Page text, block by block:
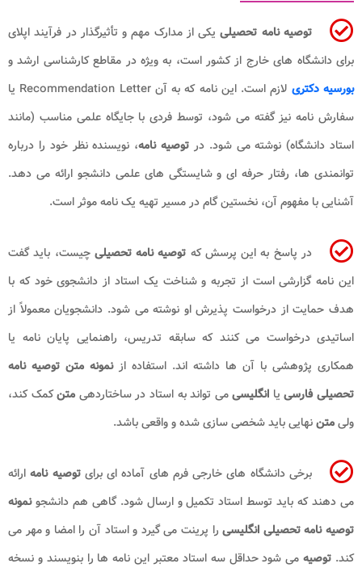
توصیه نامه تحصیلییکی از مدارک مهم و تأثیرگذار در فرآیند اپلای
برای دانشگاه های خارج از کشور است، به ویژه در مقاطع کارشناسی ارشد و
بورسیه دکتری
لازم است. این نامه که به آن Recommendation Letter یا
سفارش نامه نیز گفته می شود، توسط فردی با جایگاه علمی مناسب (مانند
استاد دانشگاه) نوشته می شود. در توصیه نامه، نویسنده نظر خود را درباره
توانمندی ها، رفتار حرفه ای و شایستگی های علمی دانشجو ارائه می دهد.
آشنایی با مفهوم آن، نخستین گام در مسیر تهیه یک نامه موثر است.
در پاسخ به این پرسش که توصیه نامه تحصیلیچیست، باید گفت
این نامه گزارشی است از تجربه و شناخت یک استاد از دانشجوی خود که با
هدف حمایت از درخواست پذیرش او نوشته می شود. دانشجویان معمولاً از
اساتیدی درخواست می کنند که سابقه تدریس، راهنمایی پایان نامه یا
همکاری پژوهشی با آن ها داشته اند. استفاده ازنمونه متن توصیه نامه
تحصیلی فارسییا انگلیسیمی تواند به استاد در ساختاردهی متنکمک کند،
ولیمتننهایی باید شخصی سازی شده و واقعی باشد.
برخی دانشگاه های خارجی فرم های آماده ای برایتوصیه نامه ارائه
می دهند که باید توسط استاد تکمیل و ارسال شود. گاهی هم دانشجونمونه
توصیه نامه تحصیلی انگلیسی را پرینت می گیرد و استاد آن را امضا و مهر می
کند. توصیه می شود حداقل سه استاد معتبر این نامه ها را بنویسند و نسخه